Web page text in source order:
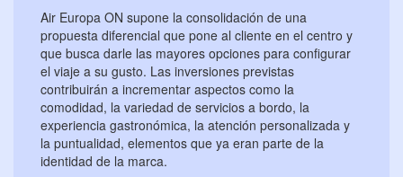
Air Europa ON supone la consolidación de una
propuesta diferencial que pone al cliente en el centro y
que busca darle las mayores opciones para configurar
el viaje a su gusto. Las inversiones previstas
contribuirán a incrementar aspectos como la
comodidad, la variedad de servicios a bordo, la
experiencia gastronómica, la atención personalizada y
la puntualidad, elementos que ya eran parte de la
identidad de la marca.